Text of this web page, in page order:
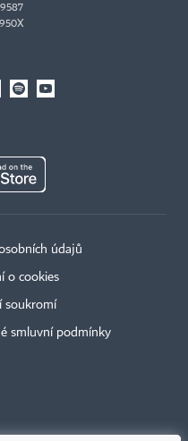
údajů
o cookies
soukromí
smluvní podmínky